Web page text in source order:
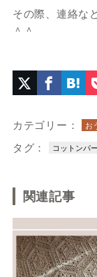
その際、連絡な
＾＾
カテゴリー： お
タグ： コットンパ
関連記事